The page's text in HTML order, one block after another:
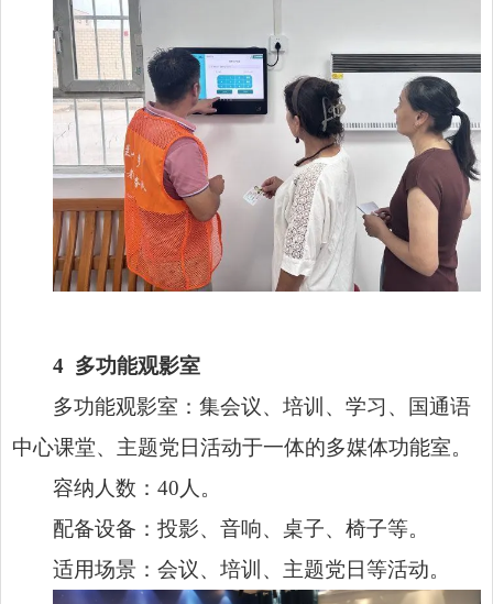
4 多功能观影室
多功能观影室：集会议、培训、学习、国通语
中心课堂、主题党日活动于一体的多媒体功能室。
容纳人数：40人。
配备设备：投影、音响、桌子、椅子等。
适用场景：会议、培训、主题党日等活动。